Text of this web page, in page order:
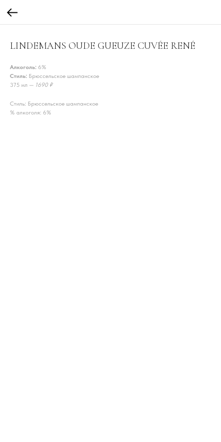
LINDEMANS OUDE GUEUZE CUVÉE RENÉ
Алкоголь: 6%
Стиль: Брюссельское шампанское
375 мл — 1690 ₽
Стиль: Брюссельское шампанское
% алкоголя: 6%